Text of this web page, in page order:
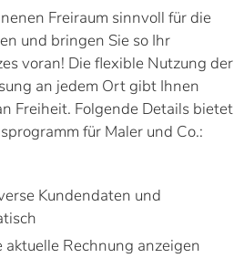
Freiraum sinnvoll für die
und bringen Sie so Ihr
voran! Die flexible Nutzung der
an jedem Ort gibt Ihnen
Freiheit. Folgende Details bietet
für Maler und Co.:
Kundendaten und
aktuelle Rechnung anzeigen